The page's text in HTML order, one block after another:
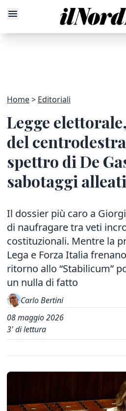
Home Editoriali
Legge
del
spettro di De
sabotaggi alleati
Il dossier più caro a
di naufragare tra veti
costituzionali. Mentre la
Lega e Forza Italia
ritorno allo “Stabilicum”
un nulla di fatto
Carlo Bertini
08 maggio 2026
3' di lettura